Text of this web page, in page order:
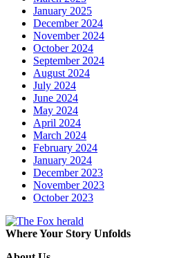
January 2025
December 2024
November 2024
October 2024
September 2024
August 2024
July 2024
June 2024
May 2024
April 2024
March 2024
February 2024
January 2024
December 2023
November 2023
October 2023
Where Your Story Unfolds